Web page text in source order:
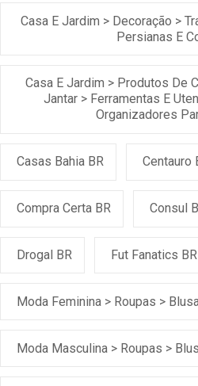
Casa E Jardim > Decoração >
Persianas E
Casa E Jardim > Produtos De
Jantar > Ferramentas E
Organizadores
Casas Bahia BR Centauro
Compra Certa BR Consul
Drogal BR Fut Fanatics BR
Moda Feminina > Roupas >
Moda Masculina > Roupas >